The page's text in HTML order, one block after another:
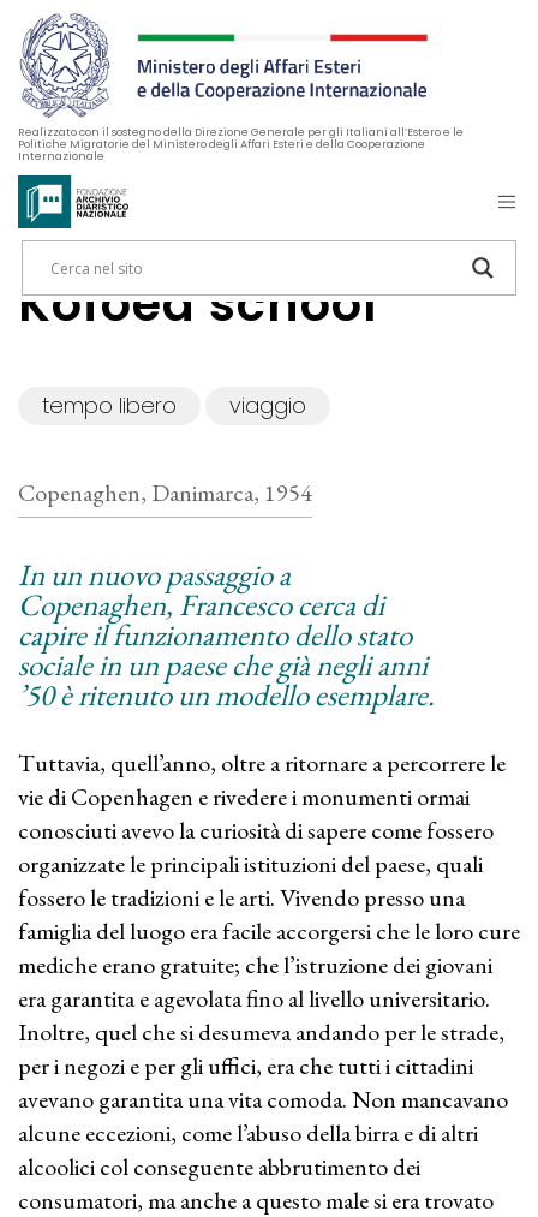
Realizzato con il sostegno della Direzione Generale per gli Italiani all’Estero e le
Politiche Migratorie del Ministero degli Affari Esteri e della Cooperazione
Internazionale
Kofoed school
tempo libero viaggio
Copenaghen, Danimarca, 1954
In un nuovo passaggio a
Copenaghen, Francesco cerca di
capire il funzionamento dello stato
sociale in un paese che già negli anni
’50 è ritenuto un modello esemplare.
Tuttavia, quell’anno, oltre a ritornare a percorrere le
vie di Copenhagen e rivedere i monumenti ormai
conosciuti avevo la curiosità di sapere come fossero
organizzate le principali istituzioni del paese, quali
fossero le tradizioni e le arti. Vivendo presso una
famiglia del luogo era facile accorgersi che le loro cure
mediche erano gratuite; che l’istruzione dei giovani
era garantita e agevolata fino al livello universitario.
Inoltre, quel che si desumeva andando per le strade,
per i negozi e per gli uffici, era che tutti i cittadini
avevano garantita una vita comoda. Non mancavano
alcune eccezioni, come l’abuso della birra e di altri
alcoolici col conseguente abbrutimento dei
consumatori, ma anche a questo male si era trovato